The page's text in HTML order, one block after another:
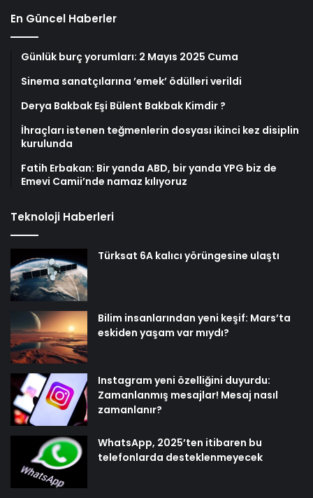
En Güncel Haberler
Günlük burç yorumları: 2 Mayıs 2025 Cuma
Sinema sanatçılarına ’emek’ ödülleri verildi
Derya Bakbak Eşi Bülent Bakbak Kimdir ?
İhraçları istenen teğmenlerin dosyası ikinci kez disiplin
kurulunda
Fatih Erbakan: Bir yanda ABD, bir yanda YPG biz de
Emevi Camii’nde namaz kılıyoruz
Teknoloji Haberleri
Türksat 6A kalıcı yörüngesine ulaştı
Bilim insanlarından yeni keşif: Mars’ta
eskiden yaşam var mıydı?
Instagram yeni özelliğini duyurdu:
Zamanlanmış mesajlar! Mesaj nasıl
zamanlanır?
WhatsApp, 2025’ten itibaren bu
telefonlarda desteklenmeyecek